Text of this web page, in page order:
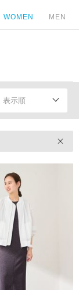
WOMEN MEN
表示順